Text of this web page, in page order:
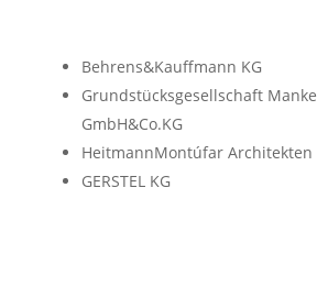
Behrens&Kauffmann KG
Grundstücksgesellschaft Manke
GmbH&Co.KG
HeitmannMontúfar Architekten
GERSTEL KG